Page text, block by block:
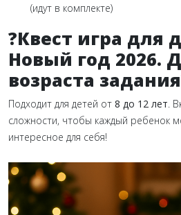
(идут в комплекте)
?Квест игра для
Новый год 2026.
возраста
Подходит для детей от 8 до 12 лет.
сложности, чтобы каждый ребенок
интересное для себя!